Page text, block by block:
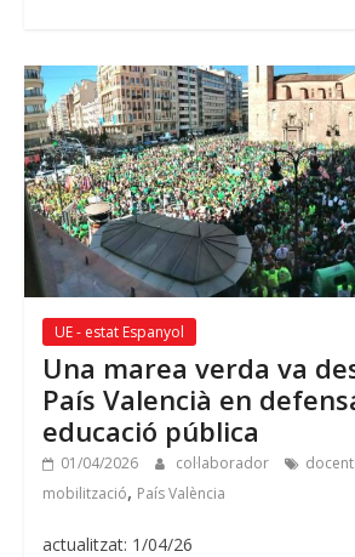
UE - estat Espanyol
Una marea verda va
País Valencià en
educació pública
01/04/2026 col·laborador
mobilització, País València
actualitzat: 1/04/26